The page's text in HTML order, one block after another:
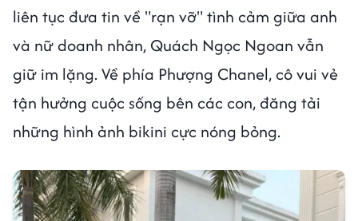
liên tục đưa tin về "rạn vỡ" tình cảm giữa anh
và nữ doanh nhân, Quách Ngọc Ngoan vẫn
giữ im lặng. Về phía Phượng Chanel, cô vui vẻ
tận hưởng cuộc sống bên các con, đăng tải
những hình ảnh bikini cực nóng bỏng.